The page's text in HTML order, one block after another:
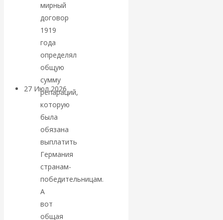
«Мировые
ростовщики»:
вчера и сегодня
27 Июл 2026Мировая
валютная система
Валентин
КАтасонов.
«МЕТОД
ОТМЫВАНИЯ
мирный
договор
1919
года
определял
общую
сумму
репараций,
которую
была
обязана
выплатить
Германия
странам-
победительницам.
А
вот
общая